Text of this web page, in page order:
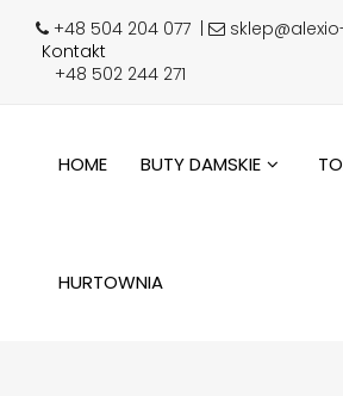
+48 504 204 077
Kontakt
+48 502 244 271
HOME BUTY DAMSKIE
HURTOWNIA